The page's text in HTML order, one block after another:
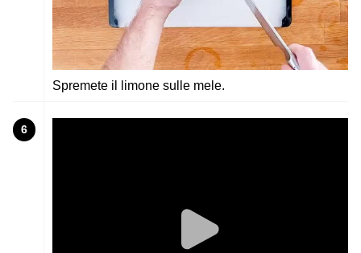
Spremete il limone sulle mele.
6